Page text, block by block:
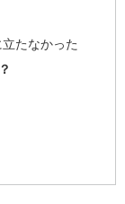
たなかった